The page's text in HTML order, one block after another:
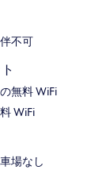
不可
無料 WiFi
WiFi
場なし